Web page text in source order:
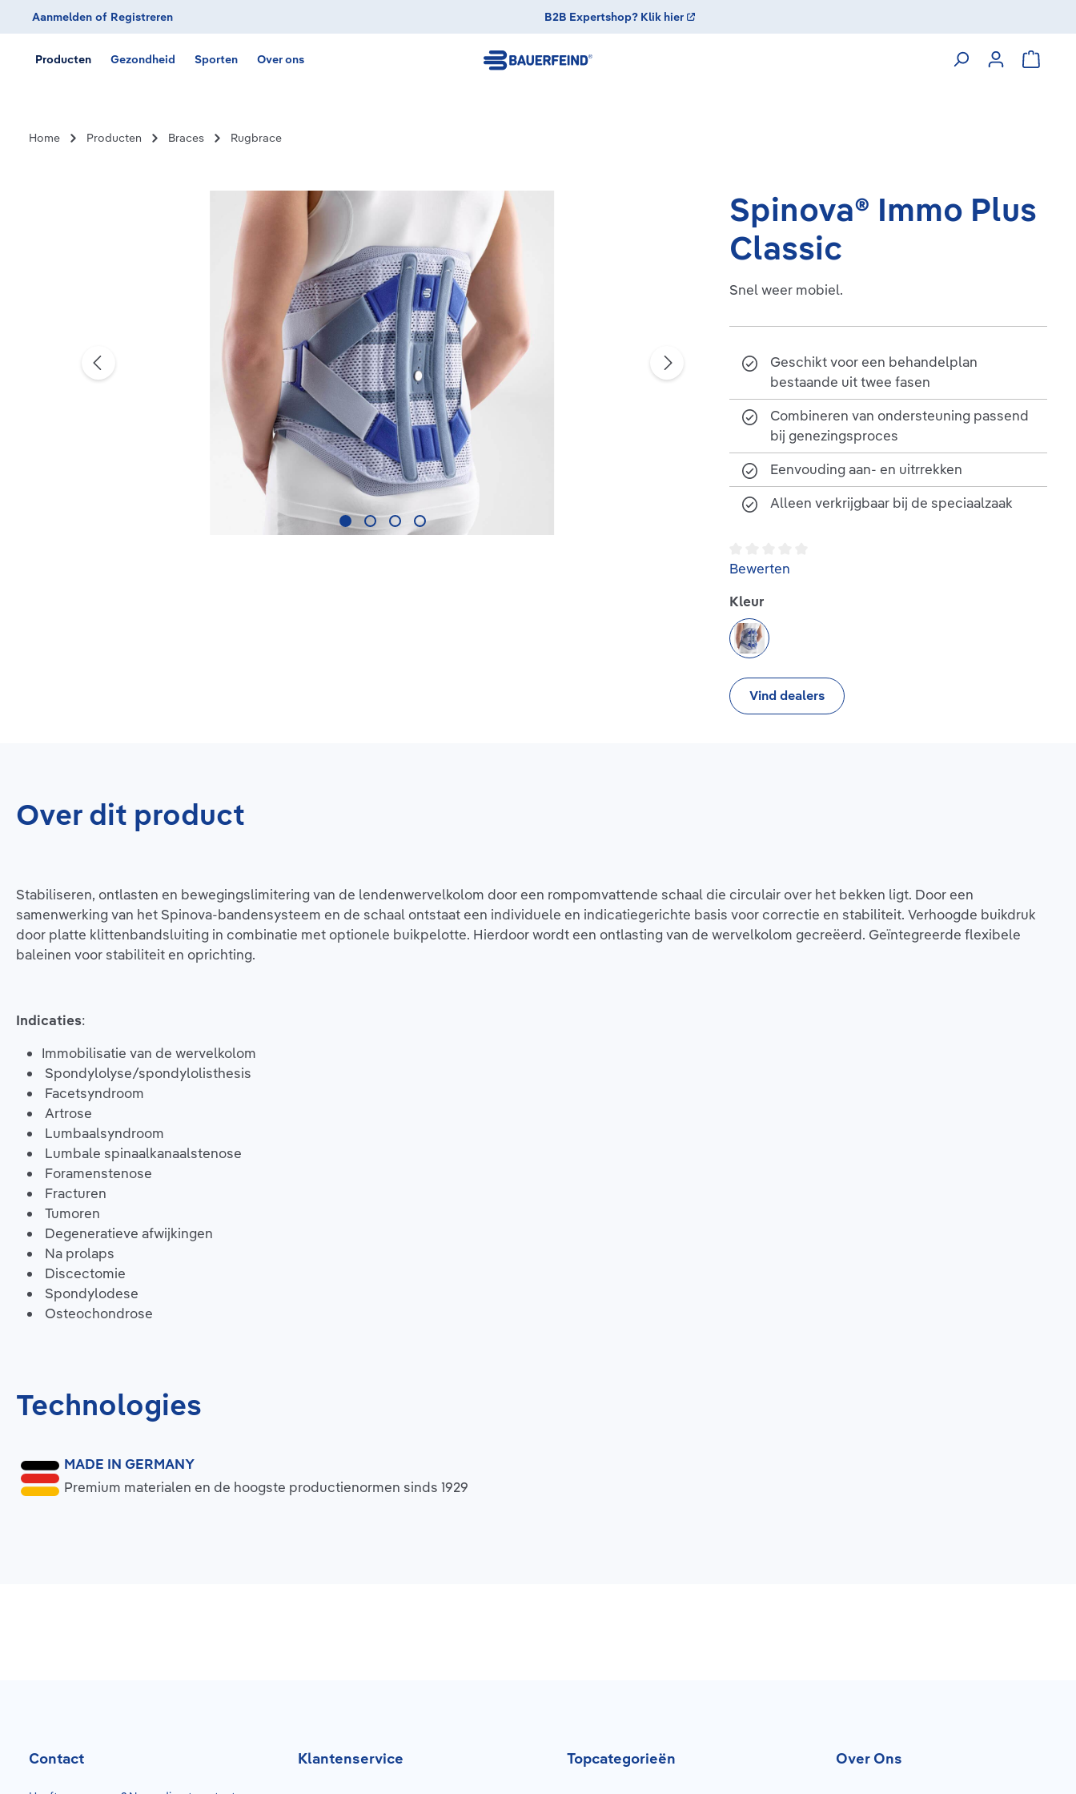
Ga naar de hoofdnavigatie
Aanmelden of Registreren B2B Expertshop? Klik hier
Producten Gezondheid Sporten Over ons
Home Producten Braces Rugbrace
Spinova® Immo Plus
Classic
Snel weer mobiel.
Geschikt voor een behandelplan
bestaande uit twee fasen
Combineren van ondersteuning passend
bij genezingsproces
Eenvouding aan- en uitrrekken
Alleen verkrijgbaar bij de speciaalzaak
Gemiddelde waardering van 0 van 5 sterren
Bewerten
Selecteer
Kleur
titan
Vind dealers
Over dit product
Stabiliseren, ontlasten en bewegingslimitering van de lendenwervelkolom door een rompomvattende schaal die circulair over het bekken ligt. Door een
samenwerking van het Spinova-bandensysteem en de schaal ontstaat een individuele en indicatiegerichte basis voor correctie en stabiliteit. Verhoogde buikdruk
door platte klittenbandsluiting in combinatie met optionele buikpelotte. Hierdoor wordt een ontlasting van de wervelkolom gecreëerd. Geïntegreerde flexibele
baleinen voor stabiliteit en oprichting.
Indicaties:
Immobilisatie van de wervelkolom
Spondylolyse/spondylolisthesis
Facetsyndroom
Artrose
Lumbaalsyndroom
Lumbale spinaalkanaalstenose
Foramenstenose
Fracturen
Tumoren
Degeneratieve afwijkingen
Na prolaps
Discectomie
Spondylodese
Osteochondrose
Technologies
MADE IN GERMANY
Premium materialen en de hoogste productienormen sinds 1929
Contact Klantenservice Topcategorieën Over Ons